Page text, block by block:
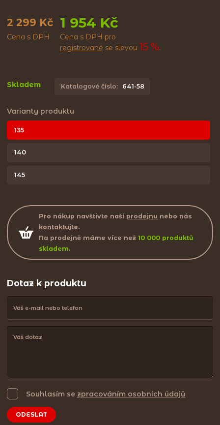
2 299 Kč
Cena s DPH
1 954 Kč
Cena s DPH pro
registrované se slevou 15 %.
Skladem Katalogové číslo: 641-58
Varianty produktu
135
140
145
Pro nákup navštivte naší prodejnu nebo nás
kontaktujte.
Na prodejně máme více než 10 000 produktů
skladem.
Dotaz k produktu
Souhlasím se zpracováním osobních údajů
ODESLAT